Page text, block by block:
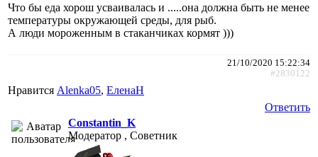
Что бы еда хорош усваивалась и .....она должна быть не менее
температуры окружающей среды, для рыб.
А люди мороженным в стаканчиках кормят )))
21/10/2020 15:22:34
#2830122
Нравится Alenka05, ЕленаН
Ответить
Constantin_K
Модератор , Советник